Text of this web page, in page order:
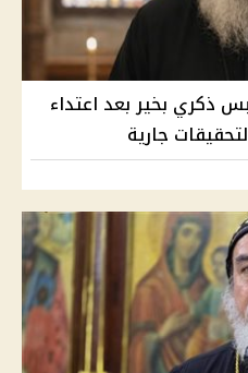
ذكري بخير بعد اعتداء
جارية